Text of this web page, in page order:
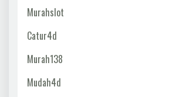
Murahslot
Catur4d
Murah138
Mudah4d